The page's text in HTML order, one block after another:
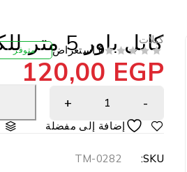
كبلات
كابل باور 5 متر للكمبيوتر
0 استعراض متوفر
120,00 EGP
SKU:
TM-0282